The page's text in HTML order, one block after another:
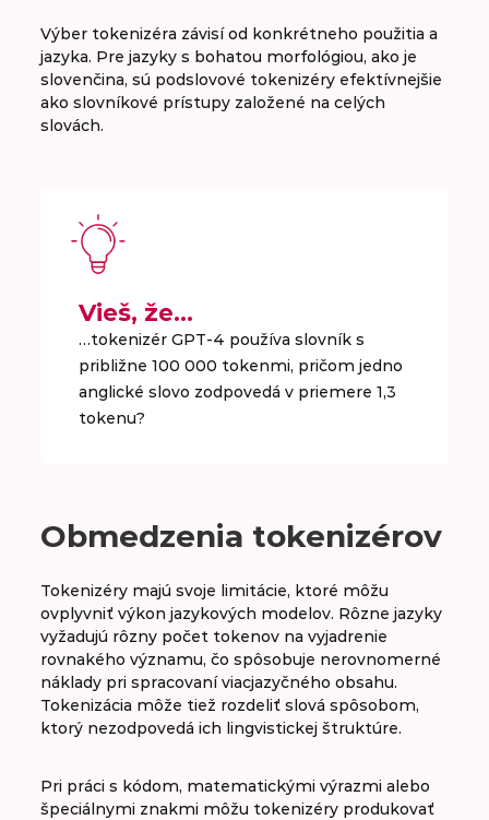
Výber tokenizéra závisí od konkrétneho použitia a
jazyka. Pre jazyky s bohatou morfológiou, ako je
slovenčina, sú podslovové tokenizéry efektívnejšie
ako slovníkové prístupy založené na celých
slovách.
Vieš, že…
…tokenizér GPT-4 používa slovník s
približne 100 000 tokenmi, pričom jedno
anglické slovo zodpovedá v priemere 1,3
tokenu?
Obmedzenia tokenizérov
Tokenizéry majú svoje limitácie, ktoré môžu
ovplyvniť výkon jazykových modelov. Rôzne jazyky
vyžadujú rôzny počet tokenov na vyjadrenie
rovnakého významu, čo spôsobuje nerovnomerné
náklady pri spracovaní viacjazyčného obsahu.
Tokenizácia môže tiež rozdeliť slová spôsobom,
ktorý nezodpovedá ich lingvistickej štruktúre.
Pri práci s kódom, matematickými výrazmi alebo
špeciálnymi znakmi môžu tokenizéry produkovať